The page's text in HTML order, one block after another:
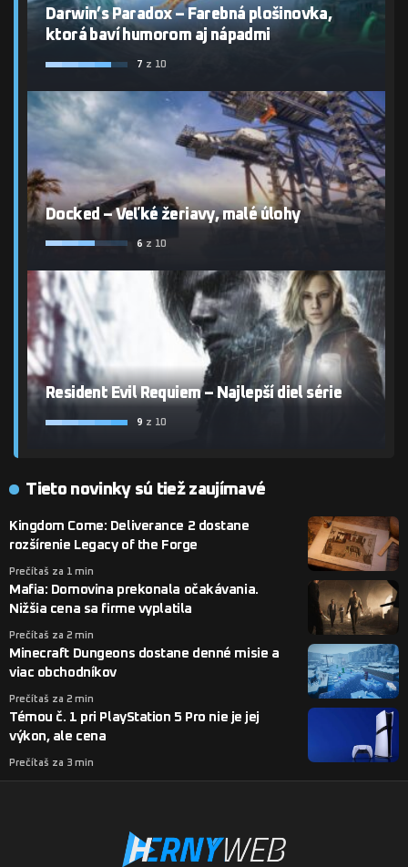
Darwin’s Paradox – Farebná plošinovka,
ktorá baví humorom aj nápadmi
7 z 10
Docked – Veľké žeriavy, malé úlohy
6 z 10
Resident Evil Requiem – Najlepší diel série
9 z 10
Tieto novinky sú tiež zaujímavé
Kingdom Come: Deliverance 2 dostane
rozšírenie Legacy of the Forge
Prečítaš za 1 min
Mafia: Domovina prekonala očakávania.
Nižšia cena sa firme vyplatila
Prečítaš za 2 min
Minecraft Dungeons dostane denné misie a
viac obchodníkov
Prečítaš za 2 min
Témou č. 1 pri PlayStation 5 Pro nie je jej
výkon, ale cena
Prečítaš za 3 min